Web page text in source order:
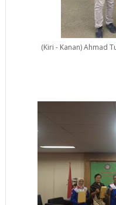
(Kiri - Kanan) Ahmad